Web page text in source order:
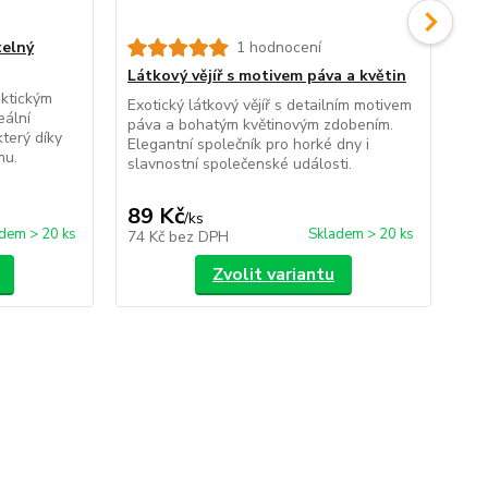
díky
> 20 ks
1 hodnocení
Látkový vějíř s motivem páva a květin
Exotický látkový vějíř s detailním motivem
páva a bohatým květinovým zdobením.
Elegantní společník pro horké dny i
slavnostní společenské události.
89 Kč/ks
74 Kč bez DPH Skladem > 20 ks
Zvolit variantu